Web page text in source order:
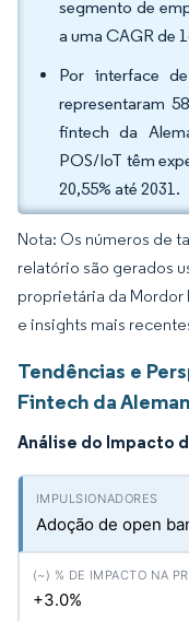
segmento de
a uma CAGR de
Por interface
representaram
fintech da
POS/IoT têm
20,55% até 2031.
Nota: Os números de
relatório são gerados
proprietária da Mordor
e insights mais
Tendências e
Fintech da
Análise do Impacto
Adoção de open
+3.0%